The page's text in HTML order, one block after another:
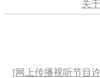
关
[网上传播视听节目